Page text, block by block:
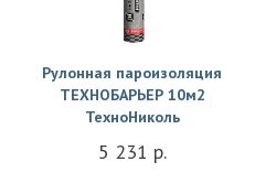
Рулонная пароизоляция
ТЕХНОБАРЬЕР 10м2
ТехноНиколь
5 231 р.